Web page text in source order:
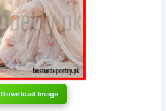
Download Image